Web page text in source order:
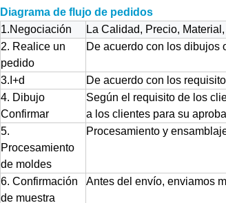
Diagrama de flujo de pedidos
1.Negociación
La Calidad, Precio,
2. Realice un
pedido
De acuerdo con los dibujos
3.I+d
De acuerdo con los
4. Dibujo
Confirmar
Según el requisito de los
a los clientes para su
5.
Procesamiento
de moldes
Procesamiento y
6. Confirmación
de muestra
Antes del envío, enviamos